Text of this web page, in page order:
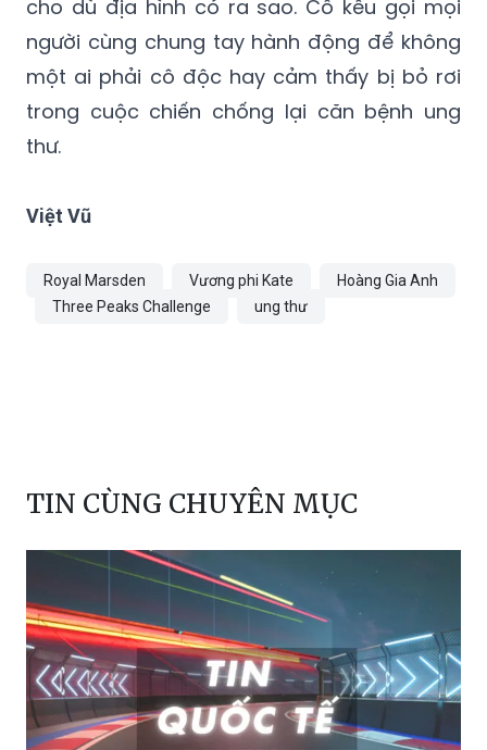
một ai phải cô độc hay cảm thấy bị bỏ rơi
trong cuộc chiến chống lại căn bệnh ung
thư.
Việt Vũ
Royal Marsden